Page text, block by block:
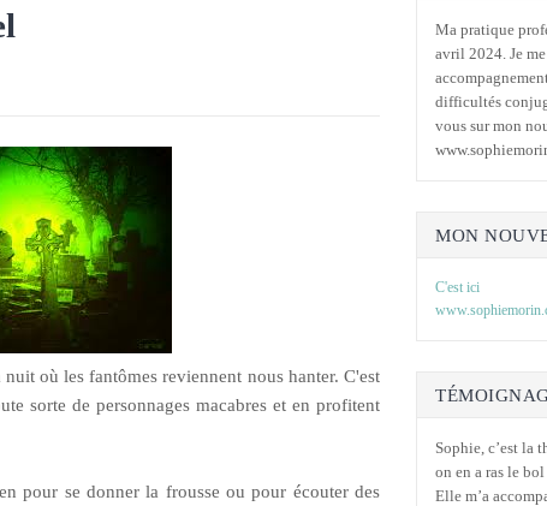
où les fantômes reviennent nous hanter. C'est
sorte de personnages macabres et en profitent
pour se donner la frousse ou pour écouter des
Ma pratique
avril 2024. Je
difficultés
vous sur mon
MON
C'est ici
Sophie, c’est la
on en a ras le
Elle m’a